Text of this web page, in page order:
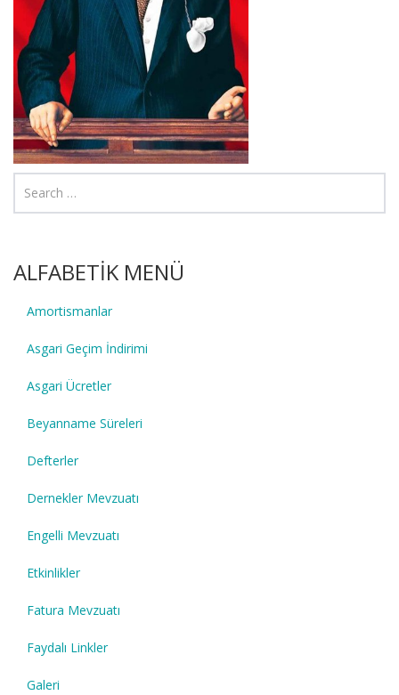
ALFABETİK MENÜ
Amortismanlar
Asgari Geçim İndirimi
Asgari Ücretler
Beyanname Süreleri
Defterler
Dernekler Mevzuatı
Engelli Mevzuatı
Etkinlikler
Fatura Mevzuatı
Faydalı Linkler
Galeri